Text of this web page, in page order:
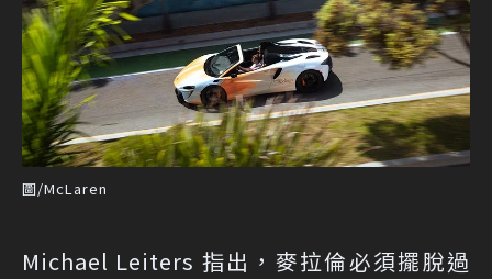
圖/McLaren
Michael Leiters 指出，麥拉倫必須擺脫過